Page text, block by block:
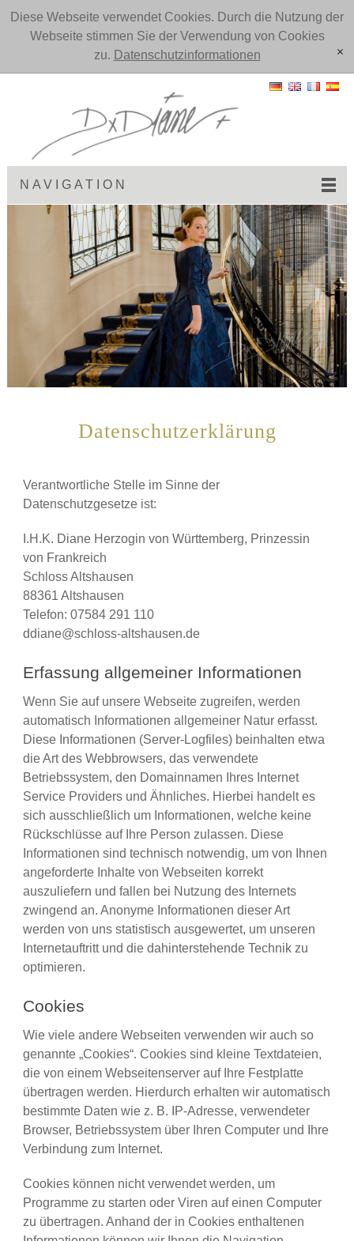
Diese Webseite verwendet Cookies. Durch die Nutzung der
Webseite stimmen Sie der Verwendung von Cookies
zu. Datenschutzinformationen [x]
NAVIGATION
Datenschutzerklärung
Verantwortliche Stelle im Sinne der
Datenschutzgesetze ist:
I.H.K. Diane Herzogin von Württemberg, Prinzessin
von Frankreich
Schloss Altshausen
88361 Altshausen
Telefon: 07584 291 110
ddiane@schloss-altshausen.de
Erfassung allgemeiner Informationen
Wenn Sie auf unsere Webseite zugreifen, werden
automatisch Informationen allgemeiner Natur erfasst.
Diese Informationen (Server-Logfiles) beinhalten etwa
die Art des Webbrowsers, das verwendete
Betriebssystem, den Domainnamen Ihres Internet
Service Providers und Ähnliches. Hierbei handelt es
sich ausschließlich um Informationen, welche keine
Rückschlüsse auf Ihre Person zulassen. Diese
Informationen sind technisch notwendig, um von Ihnen
angeforderte Inhalte von Webseiten korrekt
auszuliefern und fallen bei Nutzung des Internets
zwingend an. Anonyme Informationen dieser Art
werden von uns statistisch ausgewertet, um unseren
Internetauftritt und die dahinterstehende Technik zu
optimieren.
Cookies
Wie viele andere Webseiten verwenden wir auch so
genannte „Cookies“. Cookies sind kleine Textdateien,
die von einem Webseitenserver auf Ihre Festplatte
übertragen werden. Hierdurch erhalten wir automatisch
bestimmte Daten wie z. B. IP-Adresse, verwendeter
Browser, Betriebssystem über Ihren Computer und Ihre
Verbindung zum Internet.
Cookies können nicht verwendet werden, um
Programme zu starten oder Viren auf einen Computer
zu übertragen. Anhand der in Cookies enthaltenen